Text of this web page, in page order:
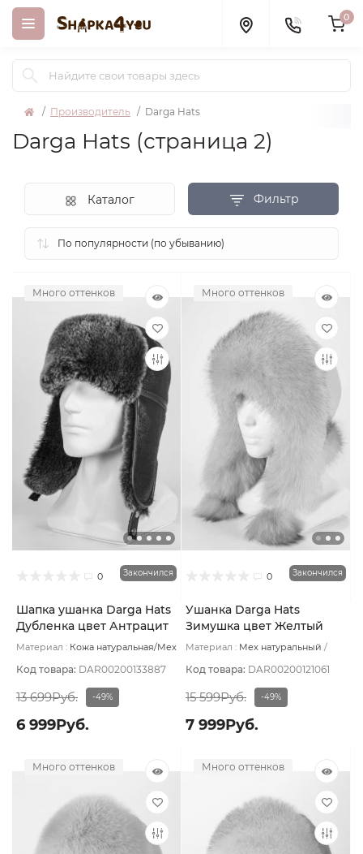
0
Производитель Darga Hats
Darga Hats (страница 2)
Фильтр
Каталог
Много оттенков
0 Закончился
Шапка ушанка Darga Hats
Дубленка цвет Антрацит
размер 58-59
Материал : Кожа натуральная/Мех
натуральная
Код товара: DAR00200133887
13 699Руб. -49%
6 999Руб.
Много оттенков
0 Закончился
Ушанка Darga Hats
Зимушка цвет Желтый
лимонный размер 57-58
Материал : Мех натуральный
Код товара: DAR00200121061
15 599Руб. -49%
7 999Руб.
Много оттенков Много оттенков